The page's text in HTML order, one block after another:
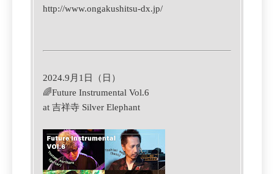
http://www.ongakushitsu-dx.jp/
2024.9月1日（日）
🌈Future Instrumental Vol.6
at 吉祥寺 Silver Elephant